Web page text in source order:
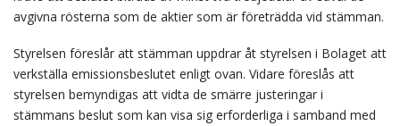
avgivna rösterna som de aktier som är företrädda vid stämman.
Styrelsen föreslår att stämman uppdrar åt styrelsen i Bolaget att
verkställa emissionsbeslutet enligt ovan. Vidare föreslås att
styrelsen bemyndigas att vidta de smärre justeringar i
stämmans beslut som kan visa sig erforderliga i samband med